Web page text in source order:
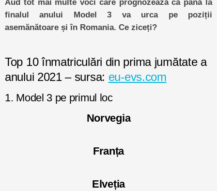
Aud tot mai multe voci care prognozează că până la
finalul anului Model 3 va urca pe poziții
asemănătoare și în Romania. Ce ziceți?
Top 10 înmatriculări din prima jumătate a
anului 2021 – sursa: eu-evs.com
1. Model 3 pe primul loc
Norvegia
Franța
Elveția